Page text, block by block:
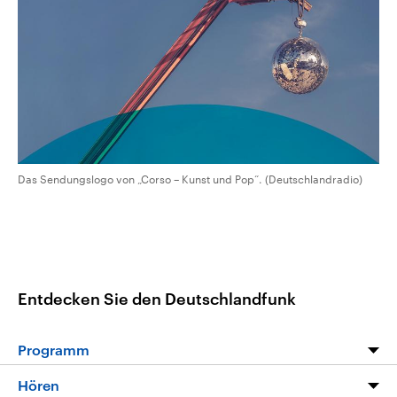
Wahlprogramme, aktuelle Berichte
und Hintergründe zu den Parteien
und Kandidaten der anstehenden
aktuelle Weltgeschehen.
Programm Podcasts
Das Sendungslogo von „Corso – Kunst und Pop“. (Deutschlandradio)
Entdecken Sie den Deutschlandfunk
Programm
Programm
Hören